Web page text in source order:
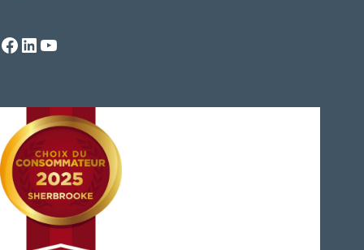
Facebook
LinkedIn
YouTube